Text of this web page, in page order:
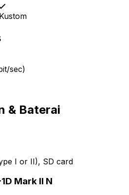
sec)
& Baterai
I or II), SD card
Mark II N